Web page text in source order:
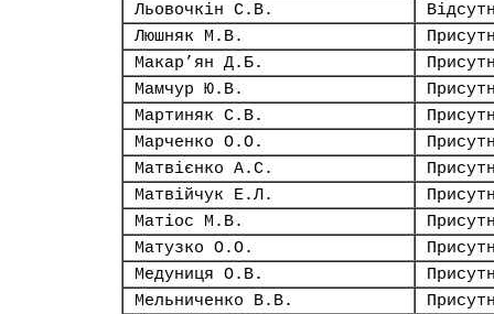
Льовочкін С.В.
Люшняк М.В.
Макар’ян Д.Б.
Мамчур Ю.В.
Мартиняк С.В.
Марченко О.О.
Матвієнко А.С.
Матвійчук Е.Л.
Матіос М.В.
Матузко О.О.
Медуниця О.В.
Мельниченко В.В.